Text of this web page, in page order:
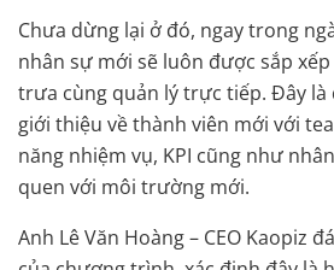
Chưa dừng lại ở đó, ngay trong
nhân sự mới sẽ luôn được sắp
trưa cùng quản lý trực tiếp. Đây là
giới thiệu về thành viên mới với
năng nhiệm vụ, KPI cũng như
quen với môi trường mới.
Anh Lê Văn Hoàng – CEO Kaopiz